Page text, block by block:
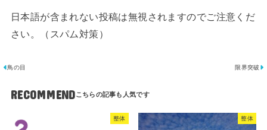
日本語が含まれない投稿は無視されますのでご注意くだ
さい。（スパム対策）
鳥の目 限界突破
RECOMMEND
整体 整体